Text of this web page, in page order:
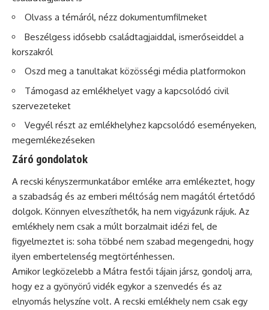
Olvass a témáról, nézz dokumentumfilmeket
Beszélgess idősebb családtagjaiddal, ismerőseiddel a
korszakról
Oszd meg a tanultakat közösségi média platformokon
Támogasd az emlékhelyet vagy a kapcsolódó civil
szervezeteket
Vegyél részt az emlékhelyhez kapcsolódó eseményeken,
megemlékezéseken
Záró gondolatok
A recski kényszermunkatábor emléke arra emlékeztet, hogy
a szabadság és az emberi méltóság nem magától értetődő
dolgok. Könnyen elveszíthetők, ha nem vigyázunk rájuk. Az
emlékhely nem csak a múlt borzalmait idézi fel, de
figyelmeztet is: soha többé nem szabad megengedni, hogy
ilyen embertelenség megtörténhessen.
Amikor legközelebb a Mátra festői tájain jársz, gondolj arra,
hogy ez a gyönyörű vidék egykor a szenvedés és az
elnyomás helyszíne volt. A recski emlékhely nem csak egy